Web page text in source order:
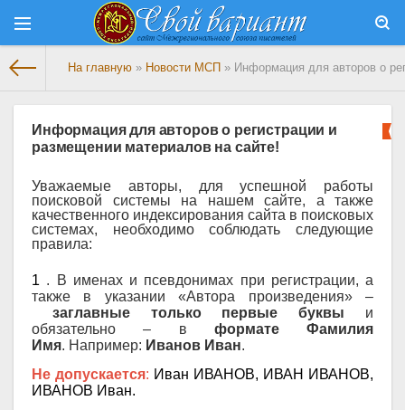
На главную » Новости МСП » Информация для авторов о
Информация для авторов о регистрации и
размещении материалов на сайте!
Уважаемые авторы, для успешной работы
поисковой системы на нашем сайте, а также
качественного индексирования сайта в поисковых
системах, необходимо соблюдать следующие
правила:
1 . В именах и псевдонимах при регистрации, а
также в указании «Автора произведения» –
заглавные только первые буквы и
обязательно – в формате Фамилия
Имя. Например: Иванов Иван.
Не допускается: Иван ИВАНОВ, ИВАН ИВАНОВ,
ИВАНОВ Иван.